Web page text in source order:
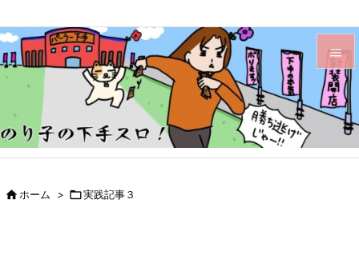


メニュ

サイド
ホーム > 実践記事３